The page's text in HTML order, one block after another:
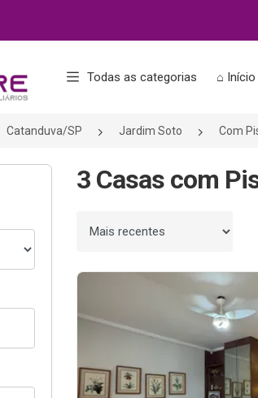
Todas as categorias ⌂ Início
Catanduva/SP Jardim Soto Com
3 Casas com
Ordenar por